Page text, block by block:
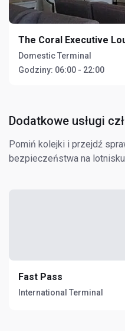
The Coral Executive
Domestic Terminal
Godziny: 06:00 - 22:00
Dodatkowe usługi
Pomiń kolejki i przejdź
bezpieczeństwa na lotnisku
Fast Pass
International Terminal